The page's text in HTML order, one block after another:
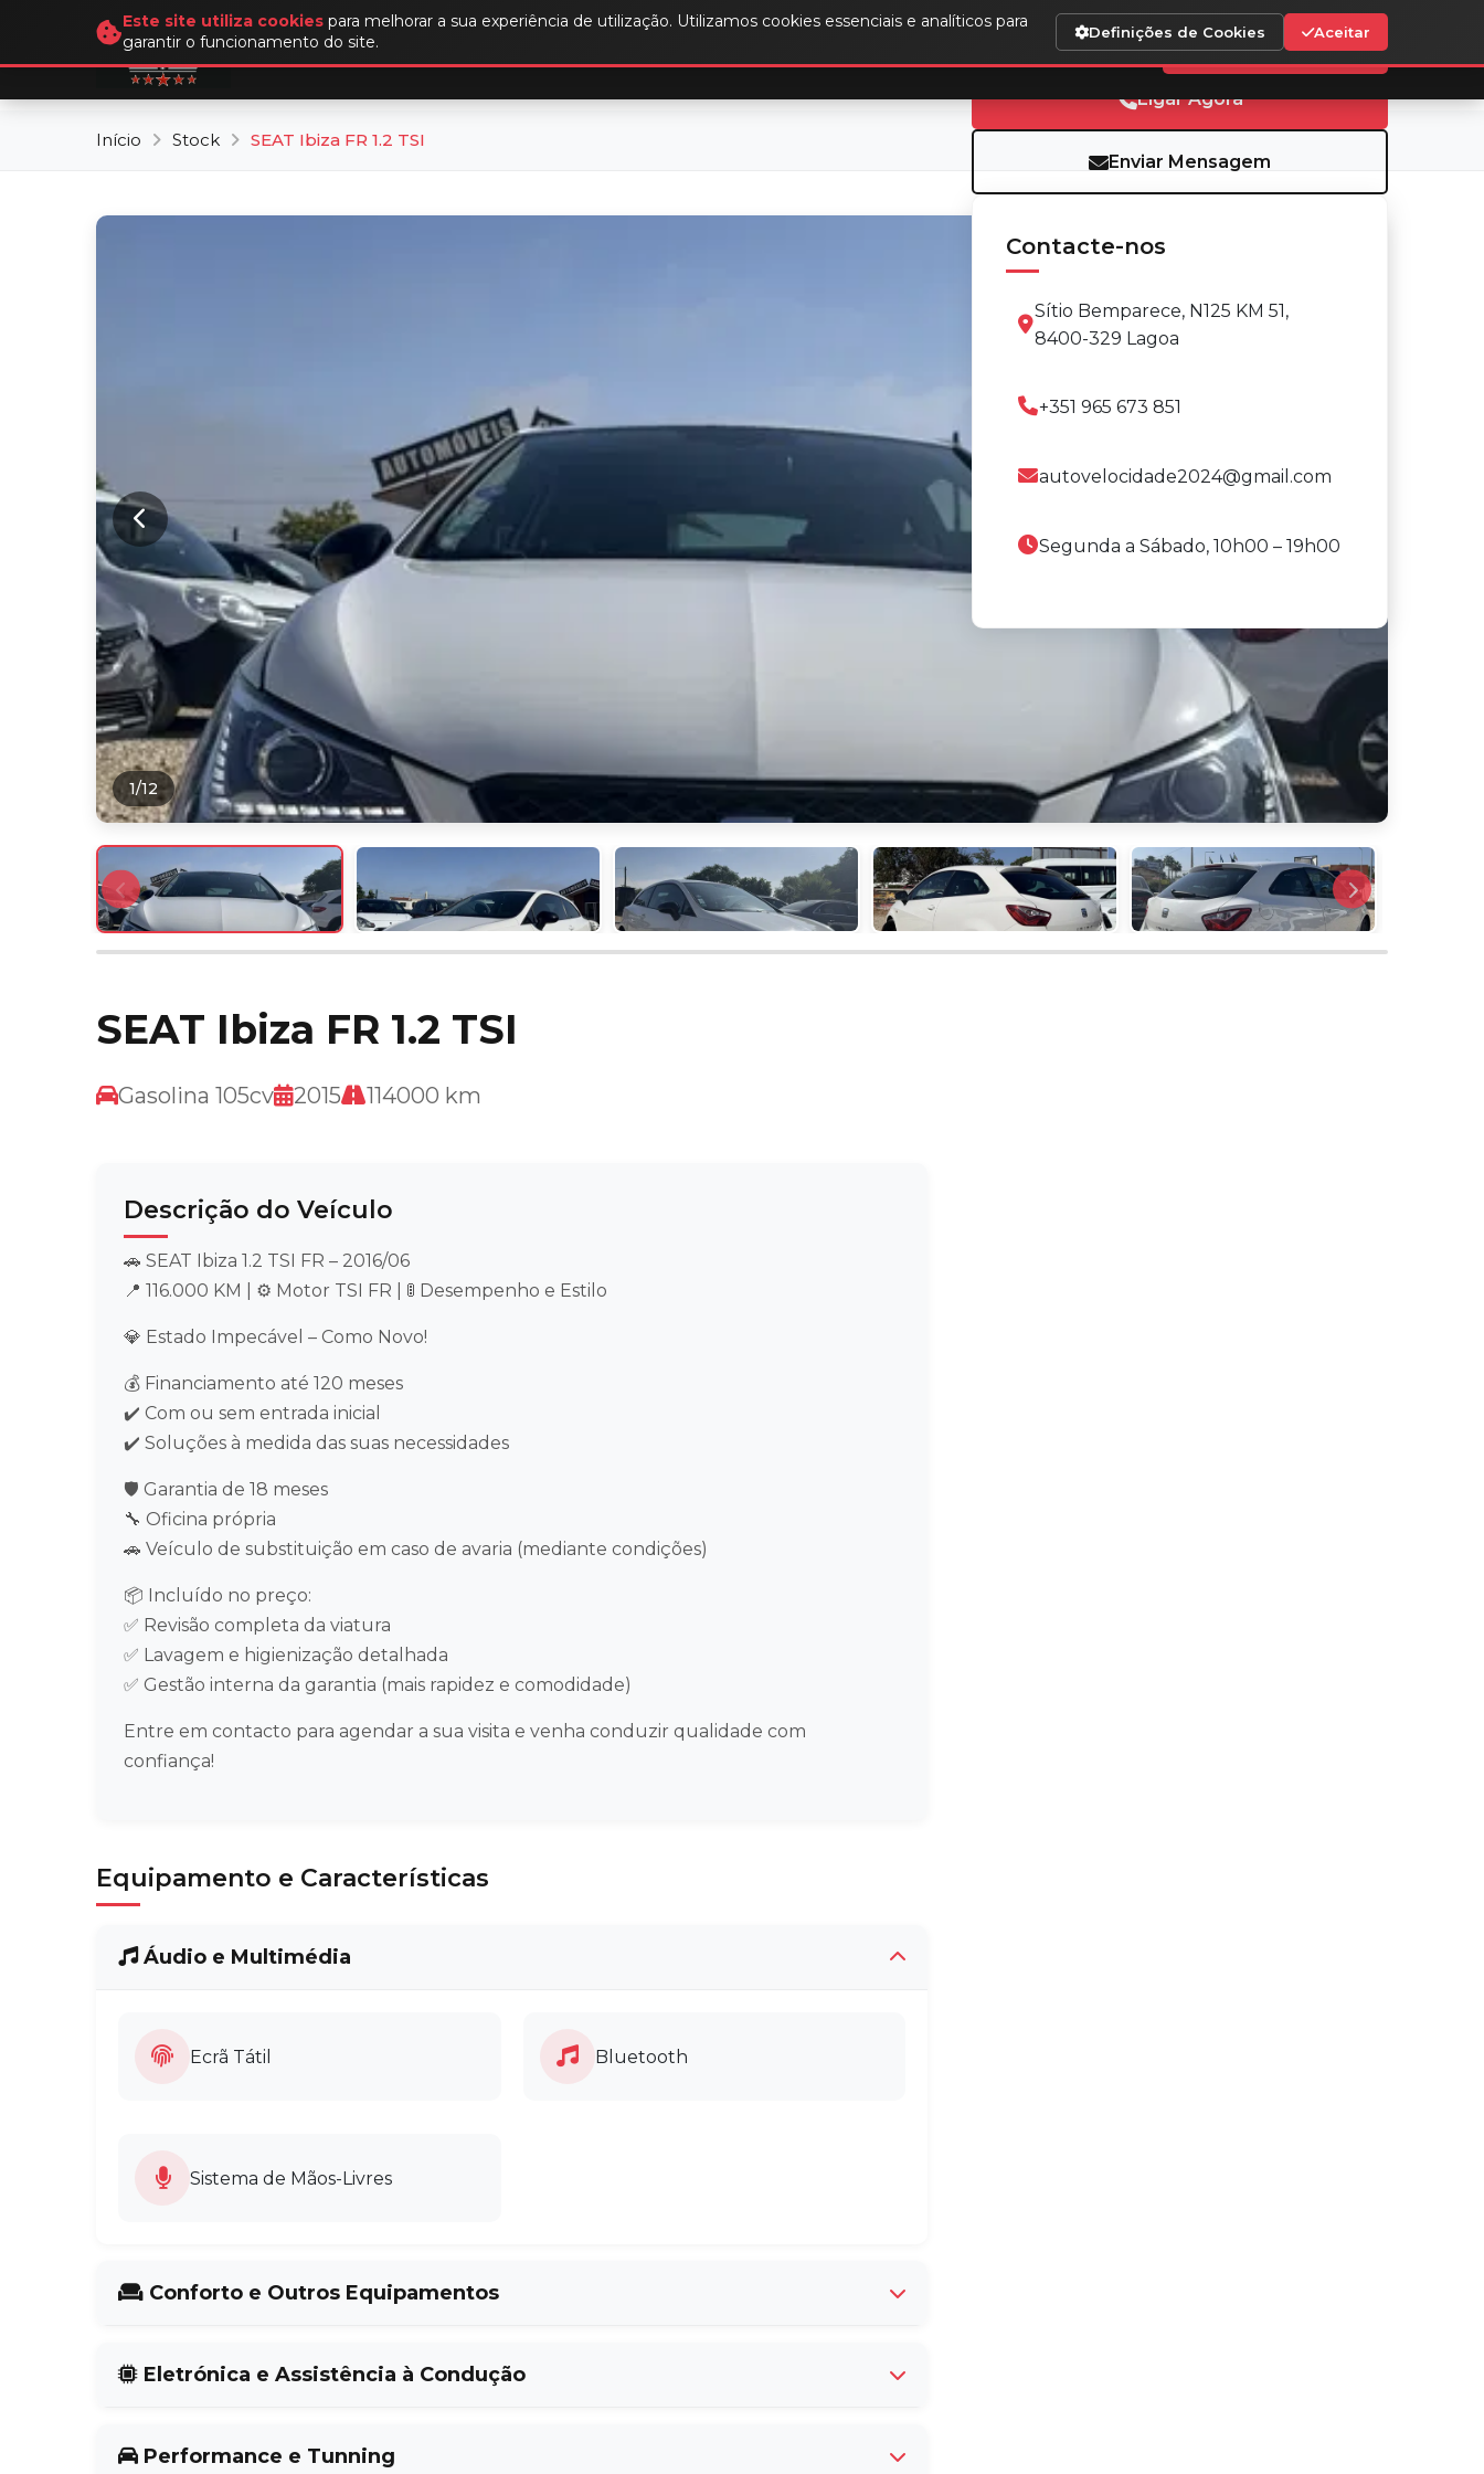
Este site utiliza cookies para melhorar a sua experiência de utilização. Utilizamos cookies essenciais e analíticos para
garantir o funcionamento do site.
Definições de Cookies Aceitar
AutoVelocidade Contactos Agendar Test Drive
Início Stock SEAT Ibiza FR 1.2 TSI
1/12
SEAT Ibiza FR 1.2 TSI
Gasolina 105cv 2015 114000 km
Descrição do Veículo
🚗 SEAT Ibiza 1.2 TSI FR – 2016/06
📍 116.000 KM | ⚙️ Motor TSI FR | 🚦 Desempenho e Estilo
💎 Estado Impecável – Como Novo!
💰 Financiamento até 120 meses
✔️ Com ou sem entrada inicial
✔️ Soluções à medida das suas necessidades
🛡️ Garantia de 18 meses
🔧 Oficina própria
🚗 Veículo de substituição em caso de avaria (mediante condições)
📦 Incluído no preço:
✅ Revisão completa da viatura
✅ Lavagem e higienização detalhada
✅ Gestão interna da garantia (mais rapidez e comodidade)
Entre em contacto para agendar a sua visita e venha conduzir qualidade com
confiança!
Equipamento e Características
Áudio e Multimédia
Ecrã Tátil Bluetooth
Sistema de Mãos-Livres
Conforto e Outros Equipamentos
Fecho Central s/ Chave
Eletrónica e Assistência à Condução
Faróis de Nevoeiro
Performance e Tunning
Agendar Test Drive
Ligar Agora
Enviar Mensagem
Contacte-nos
Sítio Bemparece, N125 KM 51,
8400-329 Lagoa
+351 965 673 851
autovelocidade2024@gmail.com
Segunda a Sábado, 10h00 – 19h00